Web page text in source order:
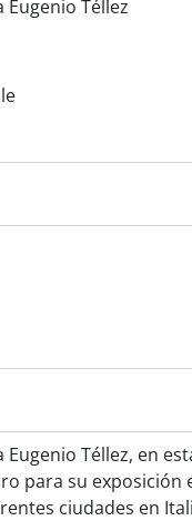
Eugenio Téllez
Téllez, en
para su exposición
ciudades en